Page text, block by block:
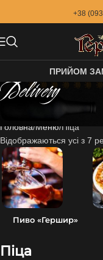
+38
ПРИЙОМ
Delivery
Головна Меню Піца
Відображаються усі з 7
Пиво «Гершир»
Піца